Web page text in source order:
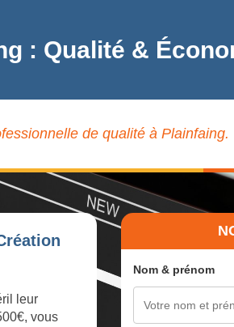
: Qualité &
de qualité à Plainfaing.
leur
vous
Nom & prénom